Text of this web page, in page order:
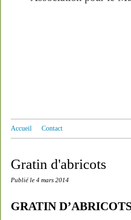
Accueil Contact
Gratin d'abricots
Publié le 4 mars 2014
GRATIN